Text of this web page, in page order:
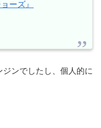
ーズ』
ジンでしたし、個人的に